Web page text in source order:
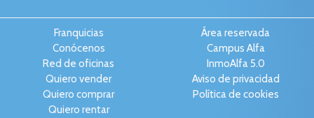
Franquicias
Conócenos
Red de oficinas
Quiero vender
Quiero comprar
Quiero rentar
Área reservada
Campus Alfa
InmoAlfa 5.0
Aviso de privacidad
Política de cookies